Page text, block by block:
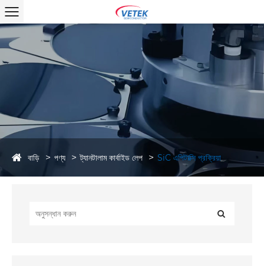
বাড়ি পণ্য ট্যানটালাম কার্বাইড লেপ SiC এপিটাক্সি প্রক্রিয়া